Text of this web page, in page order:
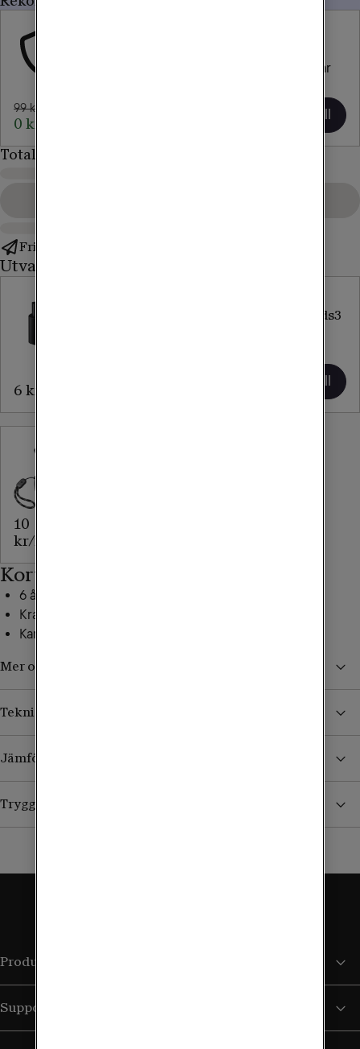
Försäkra din nya mobil eller surfplatta och var
99 kr/mån
0 kr/mån i 1 mån
Totalt
Fri frakt
Utvalda tillbehör
6 kr/mån
Galaxy Buds3
10
kr/mån
Kort om mobilen
6 års uppdateringar av säkerhet och operativsystem
Kraftfullt batteri som räcker länge
Kamera med smarta ai-funktioner
Mer om Galaxy A56
Teknisk specifikation
Jämför våra företagsabonnemang
Trygghetsavtal - försäkring via Tele2 Företag
Produkter och tjänster
Support